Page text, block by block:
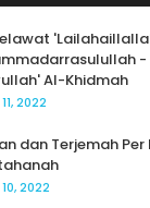
-
Al-Khidmah
2022
dan Terjemah
2022